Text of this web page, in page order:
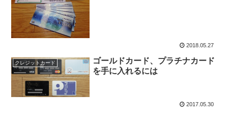
2018.05.27
クレジットカード
ゴールドカード、プラチナカード
を手に入れるには
2017.05.30